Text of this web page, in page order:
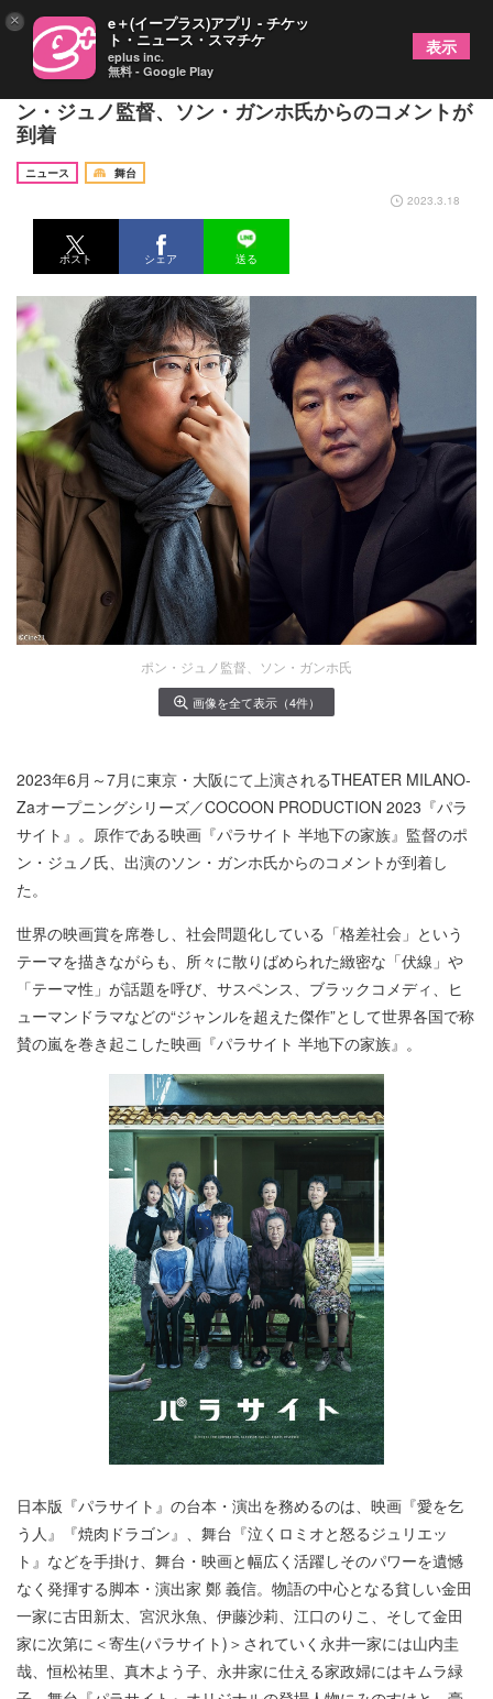
『パラサイト 半地下の家族』日本での舞台化にポ
ン・ジュノ監督、ソン・ガンホ氏からのコメントが
到着
ニュース
舞台
2023.3.18
ポスト シェア 送る
ポン・ジュノ監督、ソン・ガンホ氏
画像を全て表示（4件）
2023年6月～7月に東京・大阪にて上演されるTHEATER MILANO-
Zaオープニングシリーズ／COCOON PRODUCTION 2023『パラ
サイト』。原作である映画『パラサイト 半地下の家族』監督のポ
ン・ジュノ氏、出演のソン・ガンホ氏からのコメントが到着し
た。
世界の映画賞を席巻し、社会問題化している「格差社会」という
テーマを描きながらも、所々に散りばめられた緻密な「伏線」や
「テーマ性」が話題を呼び、サスペンス、ブラックコメディ、ヒ
ューマンドラマなどの“ジャンルを超えた傑作”として世界各国で称
賛の嵐を巻き起こした映画『パラサイト 半地下の家族』。
日本版『パラサイト』の台本・演出を務めるのは、映画『愛を乞
う人』『焼肉ドラゴン』、舞台『泣くロミオと怒るジュリエッ
ト』などを手掛け、舞台・映画と幅広く活躍しそのパワーを遺憾
なく発揮する脚本・演出家 鄭 義信。物語の中心となる貧しい金田
一家に古田新太、宮沢氷魚、伊藤沙莉、江口のりこ、そして金田
家に次第に＜寄生(パラサイト)＞されていく永井一家には山内圭
哉、恒松祐里、真木よう子、永井家に仕える家政婦にはキムラ緑
× e＋(イープラス)アプリ - チケッ
ト・ニュース・スマチケ
eplus inc.
無料 - Google Play
表示